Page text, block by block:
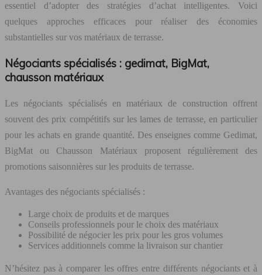
essentiel d’adopter des stratégies d’achat intelligentes. Voici
quelques approches efficaces pour réaliser des économies
substantielles sur vos matériaux de terrasse.
Négociants spécialisés : gedimat, BigMat,
chausson matériaux
Les négociants spécialisés en matériaux de construction offrent
souvent des prix compétitifs sur les lames de terrasse, en particulier
pour les achats en grande quantité. Des enseignes comme Gedimat,
BigMat ou Chausson Matériaux proposent régulièrement des
promotions saisonnières sur les produits de terrasse.
Avantages des négociants spécialisés :
Large choix de produits et de marques
Conseils professionnels pour le choix des matériaux
Possibilité de négocier les prix pour les gros volumes
Services additionnels comme la livraison sur chantier
N’hésitez pas à comparer les offres entre différents négociants et à